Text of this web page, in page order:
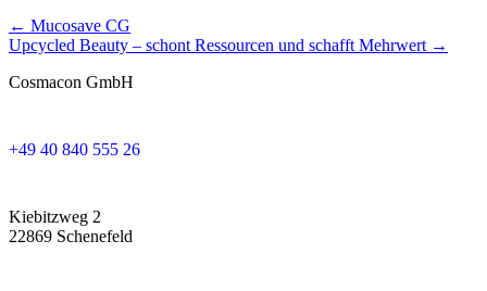
Posts
navigation
← Mucosave CG
Upcycled Beauty – schont Ressourcen und schafft Mehrwert →
Cosmacon GmbH
+49 40 840 555 26
Kiebitzweg 2
22869 Schenefeld